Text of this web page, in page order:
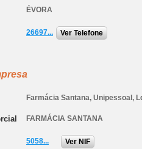
ÉVORA
26697... Ver Telefone
Farmácia Santana, Unipessoal,
FARMÁCIA SANTANA
5058... Ver NIF